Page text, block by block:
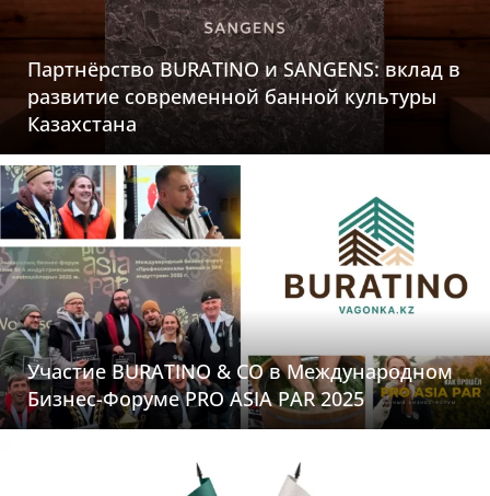
Партнёрство BURATINO и SANGENS: вклад в
развитие современной банной культуры
Казахстана
Участие BURATINO & CO в Международном
Бизнес-Форуме PRO ASIA PAR 2025